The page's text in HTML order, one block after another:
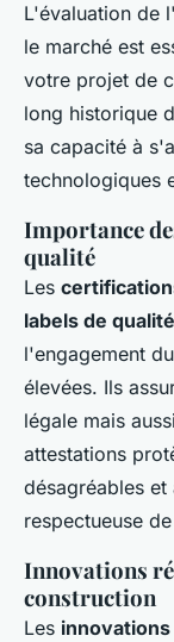
L'évaluation de l'
le marché est
votre projet de
long historique
sa capacité à
technologiques
Importance
qualité
Les
labels de qualité
l'engagement
élevées. Ils
légale mais
attestations
désagréables
respectueuse
Innovations
construction
Les